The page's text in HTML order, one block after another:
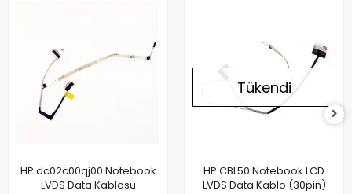
HP dc02c00qj00 Notebook
LVDS Data Kablosu
Tükendi
HP CBL50 Notebook LCD
LVDS Data Kablo (30pin)